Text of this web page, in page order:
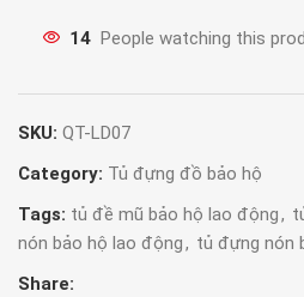
14 People watching this
SKU: QT-LD07
Category: Tủ đựng đồ bảo hộ
Tags: tủ đề mũ bảo hộ lao động,
nón bảo hộ lao động, tủ đựng nón
Share: